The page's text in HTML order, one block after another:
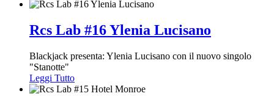
Rcs Lab #16 Ylenia Lucisano
Blackjack presenta: Ylenia Lucisano con il nuovo singolo
"Stanotte"
Leggi Tutto